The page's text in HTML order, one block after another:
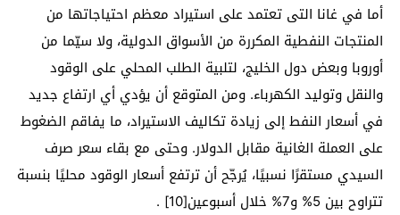
أما في غانا التى تعتمد على استيراد معظم احتياجاتها من
المنتجات النفطية المكررة من الأسواق الدولية، ولا سيّما من
أوروبا وبعض دول الخليج، لتلبية الطلب المحلي على الوقود
والنقل وتوليد الكهرباء. ومن المتوقع أن يؤدي أي ارتفاع جديد
في أسعار النفط إلى زيادة تكاليف الاستيراد، ما يفاقم الضغوط
على العملة الغانية مقابل الدولار. وحتى مع بقاء سعر صرف
السيدي مستقرًا نسبيًا، يُرجّح أن ترتفع أسعار الوقود محليًا بنسبة
تتراوح بين 5% و7% خلال أسبوعين[10] .